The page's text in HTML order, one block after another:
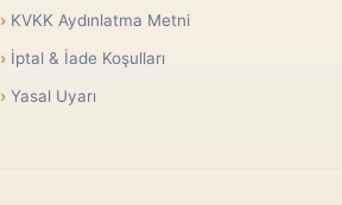
KVKK Aydınlatma Metni
İptal & İade Koşulları
Yasal Uyarı